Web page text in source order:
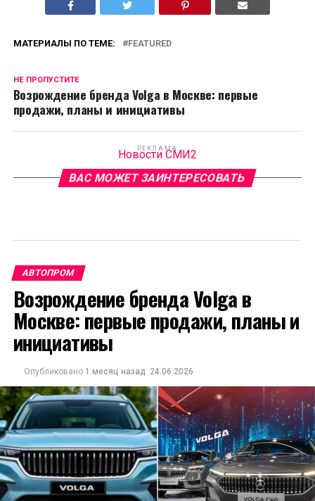
МАТЕРИАЛЫ ПО ТЕМЕ: FEATURED
НЕ ПРОПУСТИТЕ
Возрождение бренда Volga в Москве: первые
продажи, планы и инициативы
РЕКЛАМА
Новости СМИ2
ВАС МОЖЕТ ЗАИНТЕРЕСОВАТЬ
АВТОПРОМ
Возрождение бренда Volga в
Москве: первые продажи, планы и
инициативы
Опубликовано 1 месяц назад 24.06.2026